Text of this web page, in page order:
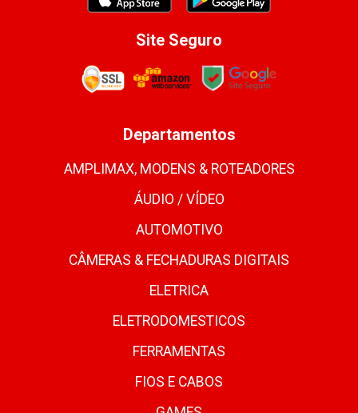
Site Seguro
Departamentos
AMPLIMAX, MODENS & ROTEADORES
ÁUDIO / VÍDEO
AUTOMOTIVO
CÂMERAS & FECHADURAS DIGITAIS
ELETRICA
ELETRODOMESTICOS
FERRAMENTAS
FIOS E CABOS